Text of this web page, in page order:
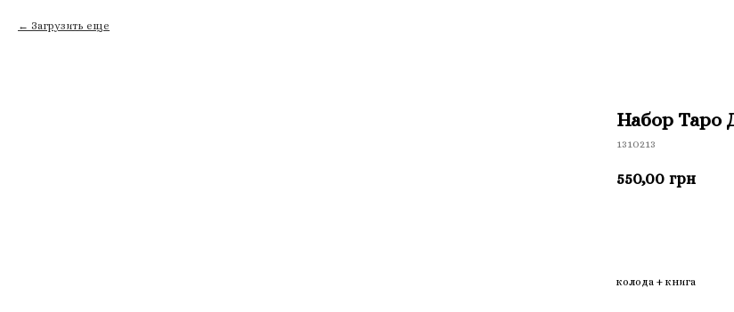
Загрузить еще
Набор Таро
1310213
550,00 грн
колода + книга